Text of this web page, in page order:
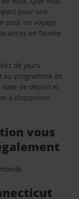
pour une
pour un voyage
en famille -
de jours
au programme de
date de départ et
à disposition.
vous